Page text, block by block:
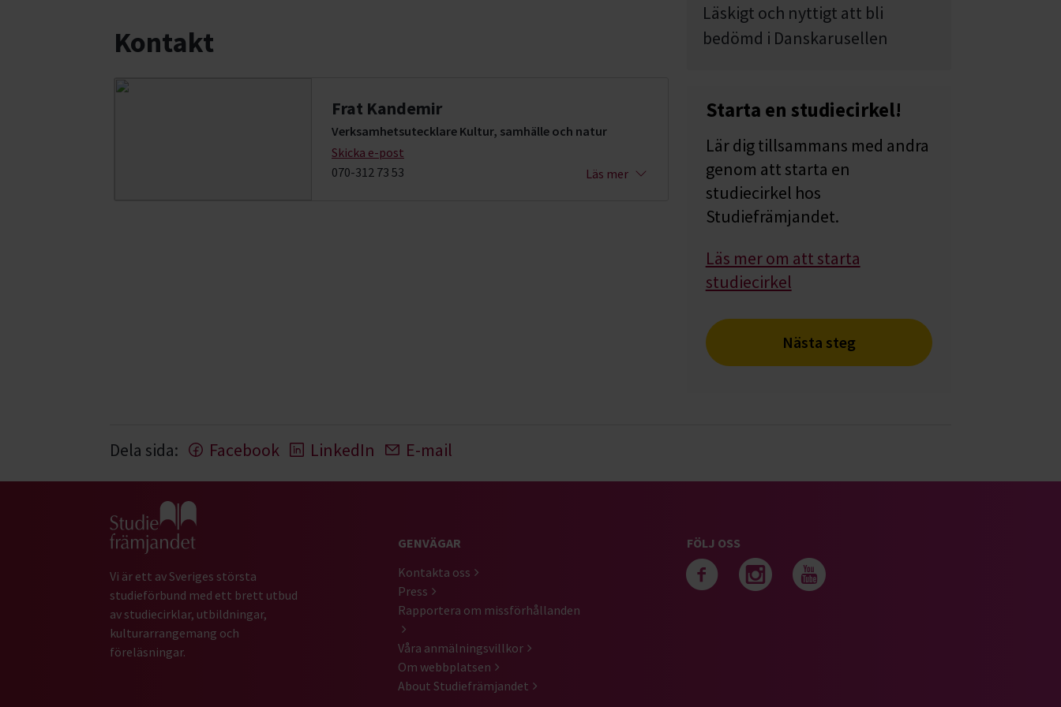
Kontakt
Frat Kandemir
Verksamhetsutecklare Kultur, samhälle och natur
Skicka e-post
070-312 73 53
Läs mer
Läskigt och nyttigt att bli
bedömd i Danskarusellen
Starta en studiecirkel!
Lär dig tillsammans med andra
genom att starta en
studiecirkel hos
Studiefrämjandet.
Läs mer om att starta
studiecirkel
Nästa steg
Dela sida: Facebook LinkedIn E-mail
Gå till studiefrämjandets startsida
Vi är ett av Sveriges största
studieförbund med ett brett utbud
av studiecirklar, utbildningar,
kulturarrangemang och
föreläsningar.
GENVÄGAR
Kontakta oss
Press
Rapportera om missförhållanden
Våra anmälningsvillkor
Om webbplatsen
About Studiefrämjandet
FÖLJ OSS
Följ oss på facebook
Följ oss på instagram
Följ oss på youtube